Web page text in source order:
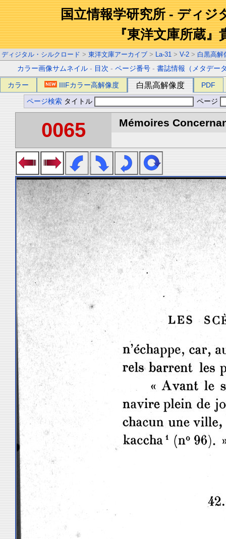
国立情報学研究所 - ディジ
『東洋文庫所蔵』
ディジタル・シルクロード > 東洋文庫アーカイブ > La-31 > V-2 > 白黒高解
カラー画像サムネイル - 目次 -ページ番号 -書誌情報（メタデー
カラー IIIFカラー高解像度 白黒高解像度 PDF
ページ検索 タイトル ページ
0065 Mémoires